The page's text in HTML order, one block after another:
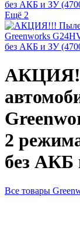
Ещё 2
2
без АКБ
Все товары